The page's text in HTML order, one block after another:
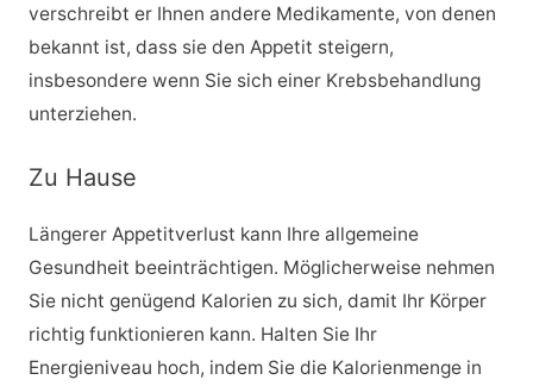
verschreibt er Ihnen andere Medikamente, von denen
bekannt ist, dass sie den Appetit steigern,
insbesondere wenn Sie sich einer Krebsbehandlung
unterziehen.
Zu Hause
Längerer Appetitverlust kann Ihre allgemeine
Gesundheit beeinträchtigen. Möglicherweise nehmen
Sie nicht genügend Kalorien zu sich, damit Ihr Körper
richtig funktionieren kann. Halten Sie Ihr
Energieniveau hoch, indem Sie die Kalorienmenge in